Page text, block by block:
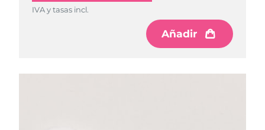
IVA y tasas incl.
Añadir